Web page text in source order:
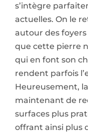
s’intègre
actuelles. On le
autour des
que cette pierre
qui en font son
rendent parfois
Heureusement,
maintenant de
surfaces plus
offrant ainsi plus